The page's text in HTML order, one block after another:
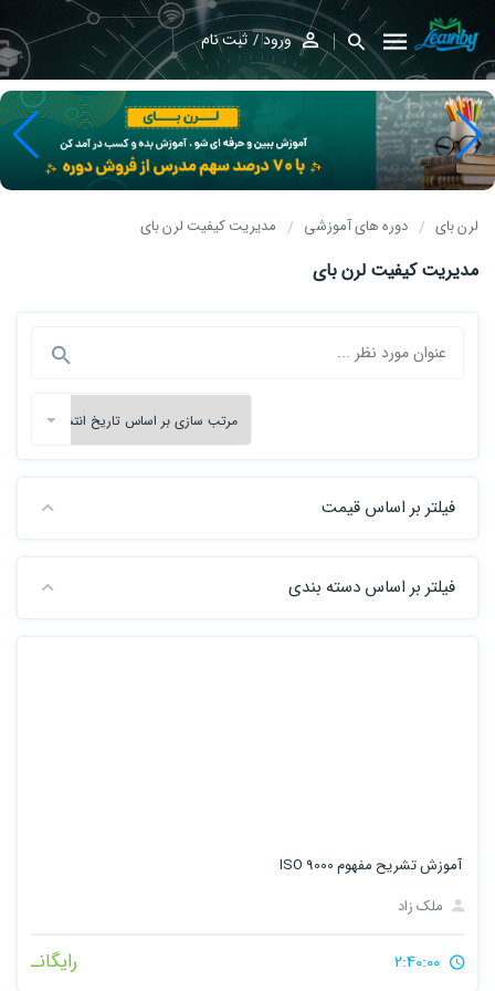
ورود ثبت نام
لرن بای دوره های آموزشی مدیریت کیفیت لرن بای
مدیریت کیفیت لرن بای
فیلتر بر اساس قیمت
فیلتر بر اساس دسته بندی
آموزش تشریح مفهوم ISO 9000
ملک زاد
رایگانـ